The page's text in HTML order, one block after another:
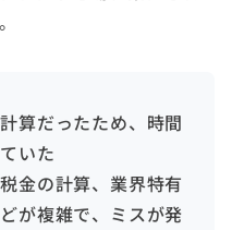
算だったため、時間
いた
金の計算、業界特有
が複雑で、ミスが発